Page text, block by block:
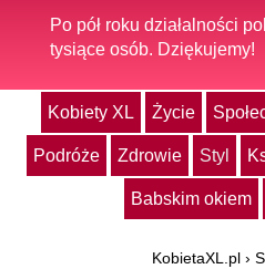
Po pół roku działalności
tysiące osób. Dziękujemy!
Kobiety XL Życie
Podróże Zdrowie Styl
Babskim okiem
KobietaXL.pl ›